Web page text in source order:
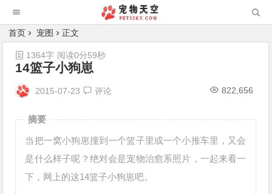
首页 宠图 正文
14篮子小狗崽
2015-07-23 评论 822,656
1364字 阅读0分59秒
摘要
当把一窝小狗崽撞到一个篮子里或一个小推车里，又会
是什么样子呢？绝对会是宠物治愈系照片，一起来看一
下，网上的这14篮子小狗崽吧。